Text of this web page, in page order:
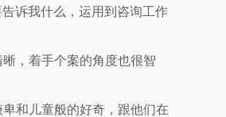
诉我什么，运用到咨询工作
，着手个案的角度也很智
和儿童般的好奇，跟他们在